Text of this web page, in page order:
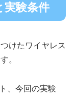
実験条件
けたワイヤレス
。
、今回の実験